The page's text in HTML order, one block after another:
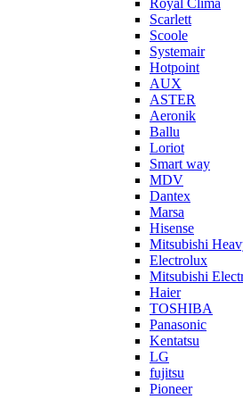
Royal Clima
Scarlett
Scoole
Systemair
Hotpoint
AUX
ASTER
Aeronik
Ballu
Loriot
Smart way
MDV
Dantex
Marsa
Hisense
Mitsubishi
Electrolux
Mitsubishi
Haier
TOSHIBA
Panasonic
Kentatsu
LG
fujitsu
Pioneer